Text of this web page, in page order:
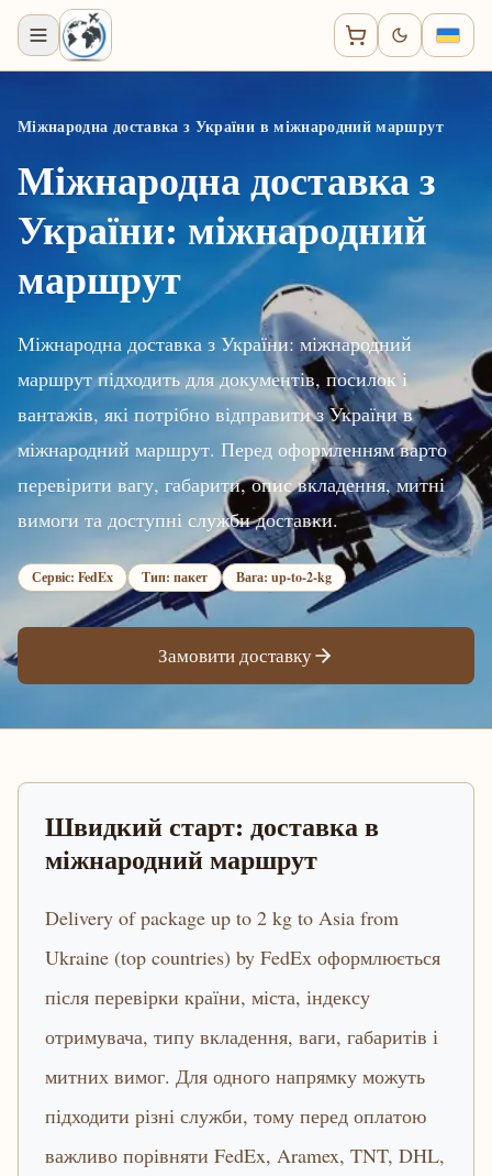
Міжнародна доставка з України в міжнародний маршрут
Міжнародна доставка з
України: міжнародний
маршрут
Міжнародна доставка з України: міжнародний
маршрут підходить для документів, посилок і
вантажів, які потрібно відправити з України в
міжнародний маршрут. Перед оформленням варто
перевірити вагу, габарити, опис вкладення, митні
вимоги та доступні служби доставки.
Сервіс: FedEx Тип: пакет Вага: up-to-2-kg
Замовити доставку
Швидкий старт: доставка в
міжнародний маршрут
Delivery of package up to 2 kg to Asia from
Ukraine (top countries) by FedEx оформлюється
після перевірки країни, міста, індексу
отримувача, типу вкладення, ваги, габаритів і
митних вимог. Для одного напрямку можуть
підходити різні служби, тому перед оплатою
важливо порівняти FedEx, Aramex, TNT, DHL,